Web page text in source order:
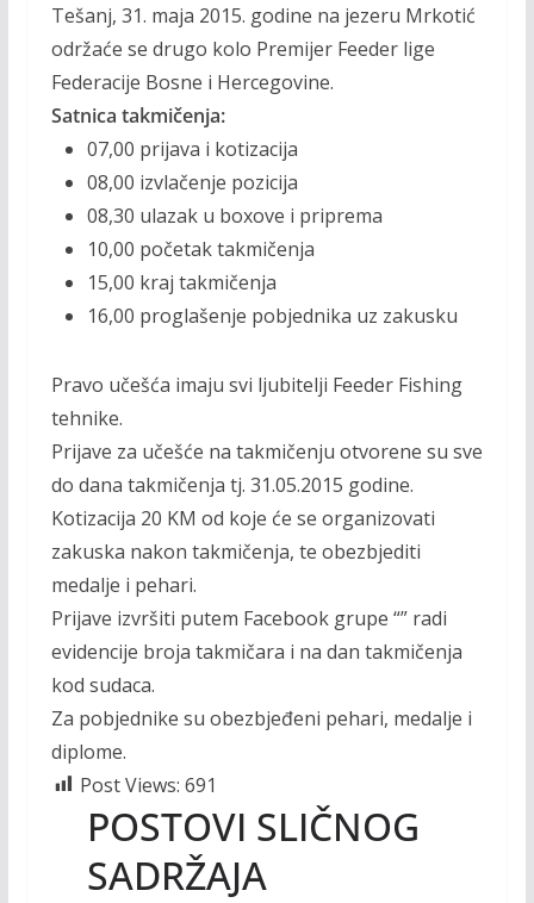
Tešanj, 31. maja 2015. godine na jezeru Mrkotić
održaće se drugo kolo Premijer Feeder lige
Federacije Bosne i Hercegovine.
Satnica takmičenja:
07,00 prijava i kotizacija
08,00 izvlačenje pozicija
08,30 ulazak u boxove i priprema
10,00 početak takmičenja
15,00 kraj takmičenja
16,00 proglašenje pobjednika uz zakusku
Pravo učešća imaju svi ljubitelji Feeder Fishing
tehnike.
Prijave za učešće na takmičenju otvorene su sve
do dana takmičenja tj. 31.05.2015 godine.
Kotizacija 20 KM od koje će se organizovati
zakuska nakon takmičenja, te obezbjediti
medalje i pehari.
Prijave izvršiti putem Facebook grupe “” radi
evidencije broja takmičara i na dan takmičenja
kod sudaca.
Za pobjednike su obezbjeđeni pehari, medalje i
diplome.
Post Views: 691
POSTOVI SLIČNOG
SADRŽAJA